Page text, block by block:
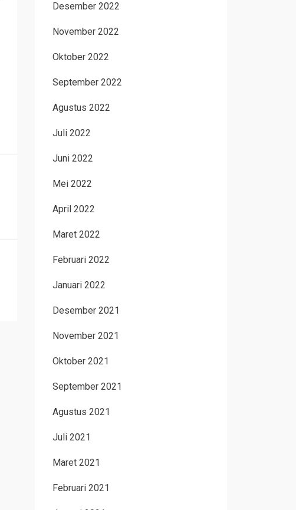
Desember 2022
November 2022
Oktober 2022
September 2022
Agustus 2022
Juli 2022
Juni 2022
Mei 2022
April 2022
Maret 2022
Februari 2022
Januari 2022
Desember 2021
November 2021
Oktober 2021
September 2021
Agustus 2021
Juli 2021
Maret 2021
Februari 2021